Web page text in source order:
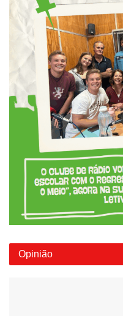
Opinião